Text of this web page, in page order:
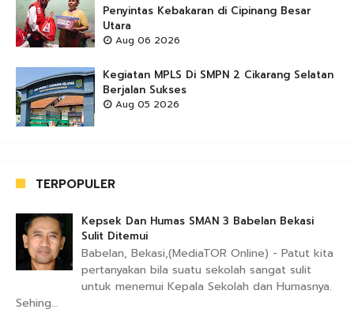
Penyintas Kebakaran di Cipinang Besar
Utara
Aug 06 2026
Kegiatan MPLS Di SMPN 2 Cikarang Selatan
Berjalan Sukses
Aug 05 2026
TERPOPULER
Kepsek Dan Humas SMAN 3 Babelan Bekasi
Sulit Ditemui
Babelan, Bekasi,(MediaTOR Online) - Patut kita
pertanyakan bila suatu sekolah sangat sulit
untuk menemui Kepala Sekolah dan Humasnya.
Sehing...